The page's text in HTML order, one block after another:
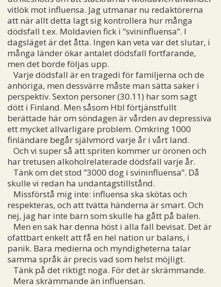
vitlök mot influensa. Jag utmanar nu redaktörerna
att när allt detta lagt sig kontrollera hur många
dödsfall t.ex. Moldavien fick i ”svininfluensa”. I
dagsläget är det åtta. Ingen kan veta var det slutar, i
många länder ökar antalet dödsfall fortfarande,
men det borde följas upp.
Varje dödsfall är en tragedi för familjerna och de
anhöriga, men dessvärre måste man sätta saker i
perspektiv. Sexton personer (30.11) har som sagt
dött i Finland. Men såsom Hbl förtjänstfullt
berättade här om söndagen är vården av depressiva
ett mycket allvarligare problem. Omkring 1000
finländare begår självmord varje år i vårt land.
Och vi super så att spriten kommer ur öronen och
har tretusen alkoholrelaterade dödsfall varje år.
Tänk om det stod ”3000 dog i svininfluensa”. Då
skulle vi redan ha undantagstillstånd.
Missförstå mig inte: influensa ska skötas och
respekteras, och att tvätta händerna är smart. Och
nej, jag har inte barn som skulle ha gått på balen.
Men en sak har denna höst i alla fall bevisat. Det är
ofattbart enkelt att få en hel nation ur balans, i
panik. Bara medierna och myndigheterna talar
samma språk är precis vad som helst möjligt.
Tänk på det riktigt noga. För det är skrämmande.
Mera skrämmande än influensan.